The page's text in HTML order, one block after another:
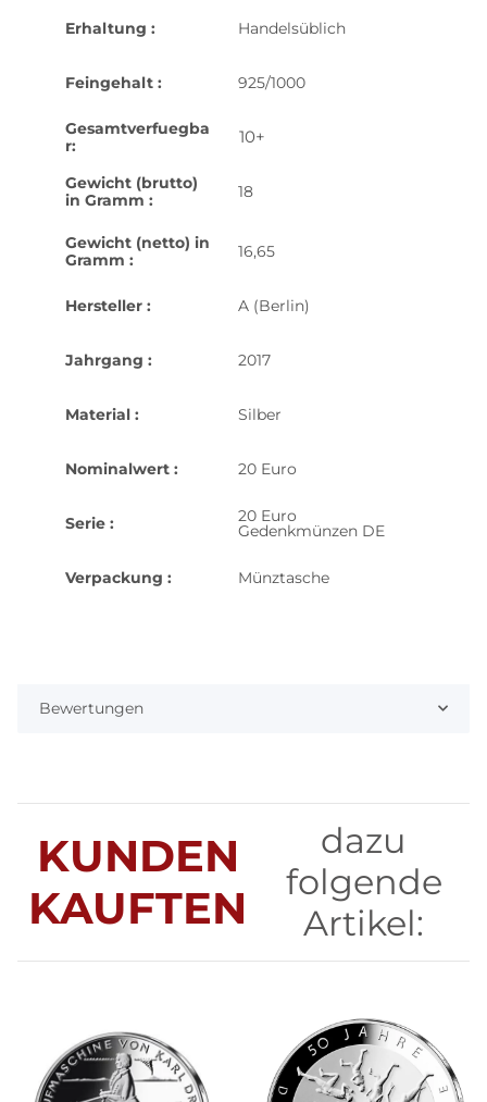
Erhaltung : Handelsüblich
Feingehalt : 925/1000
Gesamtverfuegba
r:
10+
Gewicht (brutto)
in Gramm :
18
Gewicht (netto) in
Gramm :
16,65
Hersteller : A (Berlin)
Jahrgang : 2017
Material : Silber
Nominalwert : 20 Euro
Serie : 20 Euro
Gedenkmünzen DE
Verpackung : Münztasche
Bewertungen
KUNDEN
KAUFTEN
dazu
folgende
Artikel: